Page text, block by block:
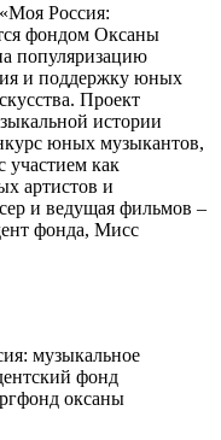
Россия:
фондом Оксаны
популяризацию
и поддержку юных
Проект
истории
юных музыкантов,
участием как
артистов и
и ведущая фильмов –
фонда, Мисс
музыкальное
фонд
фонд оксаны